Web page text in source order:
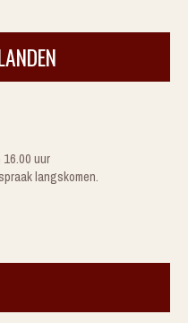
uur
langskomen.